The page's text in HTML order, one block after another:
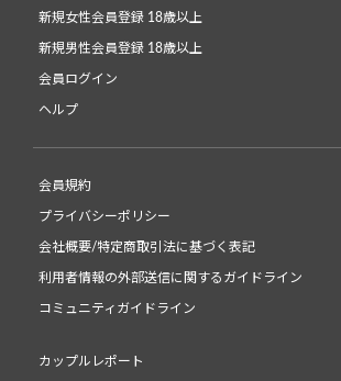
新規女性会員登録 18歳以上
新規男性会員登録 18歳以上
会員ログイン
ヘルプ
会員規約
プライバシーポリシー
会社概要/特定商取引法に基づく表記
利用者情報の外部送信に関するガイドライン
コミュニティガイドライン
カップルレポート